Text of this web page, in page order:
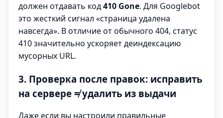
должен отдавать код410 Gone. Для Googlebot
это жесткий сигнал «страница удалена
навсегда». В отличие от обычного 404, статус
410 значительно ускоряет деиндексацию
мусорных URL.
3. Проверка после правок: исправить
на сервере ≠ удалить из выдачи
Даже если вы настроили правильные